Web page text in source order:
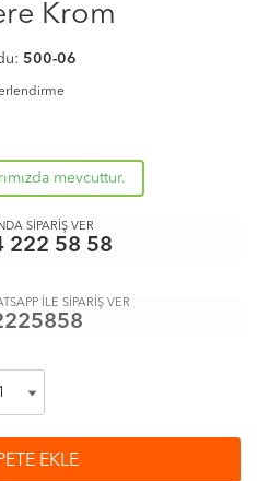
Krom
500-06
mevcuttur.
SİPARİŞ VER
222 58 58
İLE SİPARİŞ VER
EKLE